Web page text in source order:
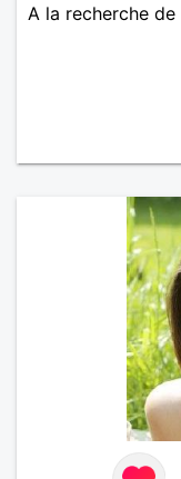
A la recherche de